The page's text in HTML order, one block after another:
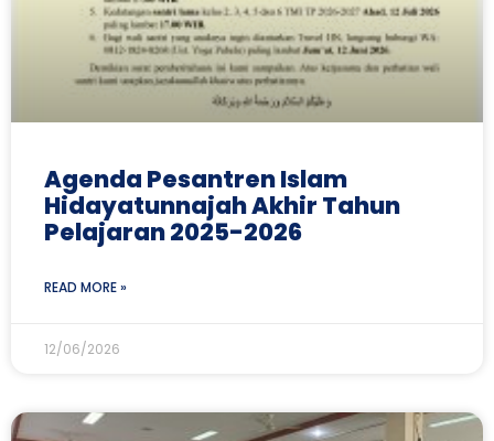
Agenda Pesantren Islam
Hidayatunnajah Akhir Tahun
Pelajaran 2025-2026
READ MORE »
12/06/2026